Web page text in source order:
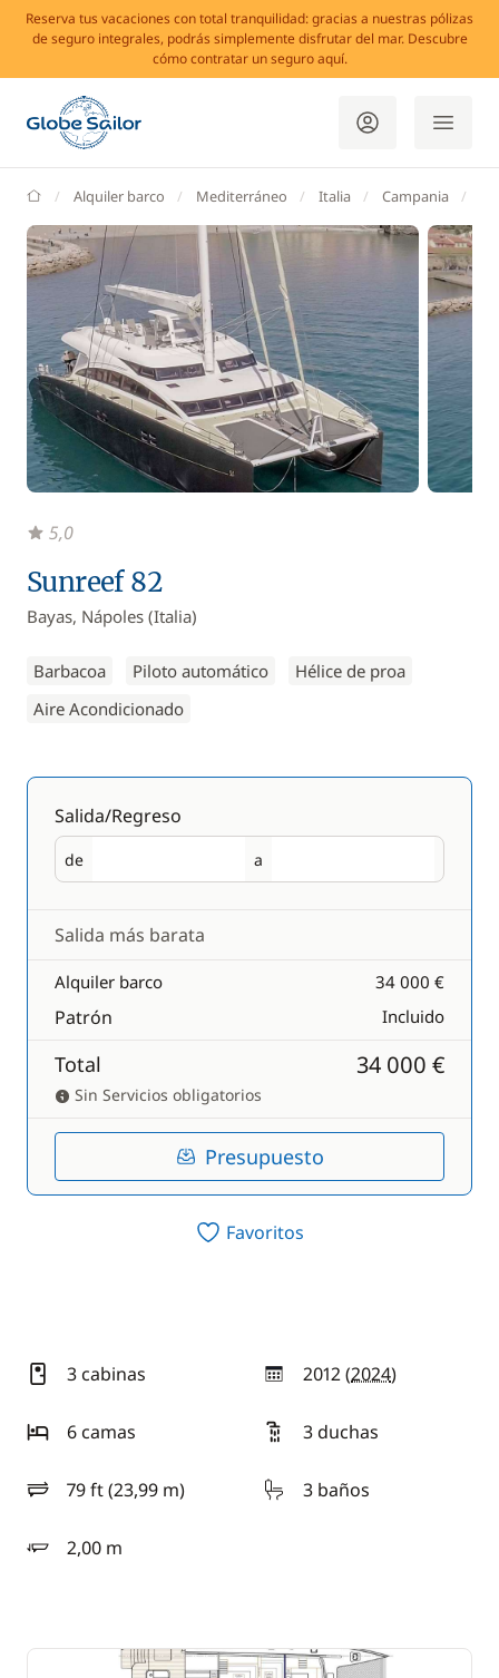
Reserva tus vacaciones con total tranquilidad: gracias a nuestras pólizas
de seguro integrales, podrás simplemente disfrutar del mar. Descubre
cómo contratar un seguro aquí.
GlobeSailor
Alquiler barco Mediterráneo Italia Campania
Sunreef 82
Bayas, Nápoles (Italia)
Barbacoa Piloto automático
Hélice de proa
Aire Acondicionado
5,0
Salida/Regreso
de
Salida a
Regreso
Salida más barata
Alquiler barco 34 000 €
Patrón Incluido
Total 34 000 €
Sin Servicios obligatorios
Presupuesto
Favoritos
3 cabinas 2012 (2024)
año
6 camas
3 duchas
79 ft (23,99 m)
eslora 3 baños
2,00 m
calado